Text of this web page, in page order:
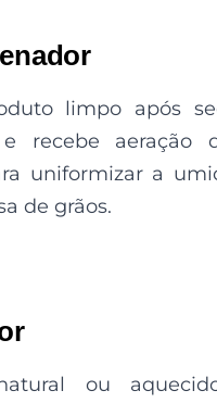
limpo após
recebe aeração
uniformizar a
de grãos.
ou